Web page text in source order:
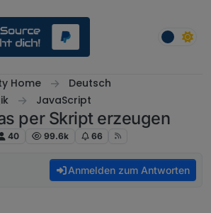
Home
Deutsch
JavaScript
per Skript erzeugen
40 99.6k 66
Anmelden zum Antworten